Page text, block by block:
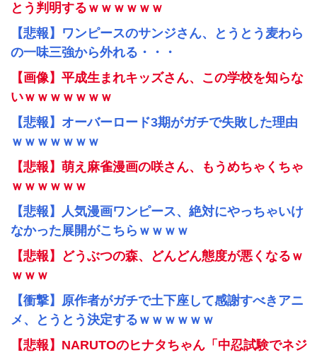
とう判明するｗｗｗｗｗｗ
【悲報】ワンピースのサンジさん、とうとう麦わら
の一味三強から外れる・・・
【画像】平成生まれキッズさん、この学校を知らな
いｗｗｗｗｗｗｗ
【悲報】オーバーロード3期がガチで失敗した理由
ｗｗｗｗｗｗｗ
【悲報】萌え麻雀漫画の咲さん、もうめちゃくちゃ
ｗｗｗｗｗｗ
【悲報】人気漫画ワンピース、絶対にやっちゃいけ
なかった展開がこちらｗｗｗｗ
【悲報】どうぶつの森、どんどん態度が悪くなるｗ
ｗｗｗ
【衝撃】原作者がガチで土下座して感謝すべきアニ
メ、とうとう決定するｗｗｗｗｗｗ
【悲報】NARUTOのヒナタちゃん「中忍試験でネジ